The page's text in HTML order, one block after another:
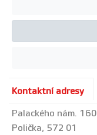
Kontaktní adresy
Palackého nám. 160
Polička, 572 01